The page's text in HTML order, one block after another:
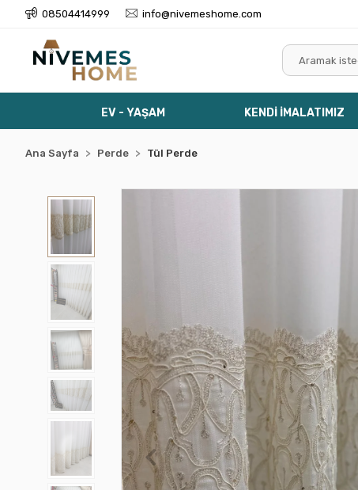
08504414999 info@nivemeshome.com
EV - YAŞAM KENDİ İMALATIMIZ
Ana Sayfa Perde Tül Perde